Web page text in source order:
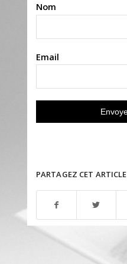
Nom
Email
PARTAGEZ CET ARTICLE